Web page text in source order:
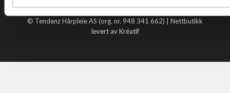
Handle hos oss
© Tendenz Hårpleie AS (org. nr. 948 341 662) | Nettbutikk
levert av Kréatif